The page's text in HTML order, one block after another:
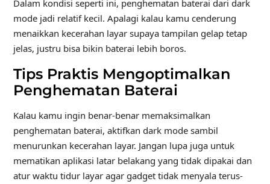
Dalam kondisi seperti ini, penghematan baterai dari dark
mode jadi relatif kecil. Apalagi kalau kamu cenderung
menaikkan kecerahan layar supaya tampilan gelap tetap
jelas, justru bisa bikin baterai lebih boros.
Tips Praktis Mengoptimalkan
Penghematan Baterai
Kalau kamu ingin benar-benar memaksimalkan
penghematan baterai, aktifkan dark mode sambil
menurunkan kecerahan layar. Jangan lupa juga untuk
mematikan aplikasi latar belakang yang tidak dipakai dan
atur waktu tidur layar agar gadget tidak menyala terus-